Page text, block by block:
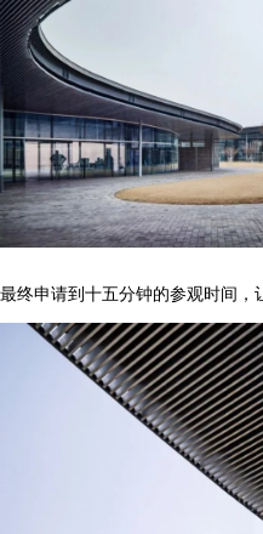
最终申请到十五分钟的参观时间，